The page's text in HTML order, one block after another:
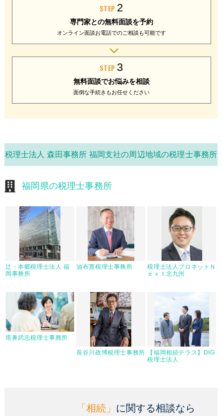
STEP 2
専門家との無料面談を予約
オンライン面談お電話でのご相談も可能です
STEP 3
無料面談でお悩みを相談
面倒な手続きもお任せください
税理士法人 森田事務所 福岡支社の周辺地域の税理士事務所
福岡県の税理士事務所
辻・本郷税理士法人 福
岡事務所
油布寛税理士事務所
税理士法人プロネットＮ
ｅｘｔ北九州
塔鼻武志税理士事務所
長谷川政博税理士事務所
【福岡相続テラス】DIG
税理士法人
「相続」 に関する相談なら